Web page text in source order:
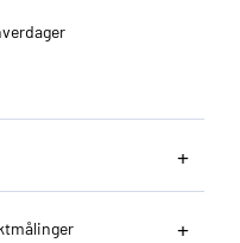
06 06